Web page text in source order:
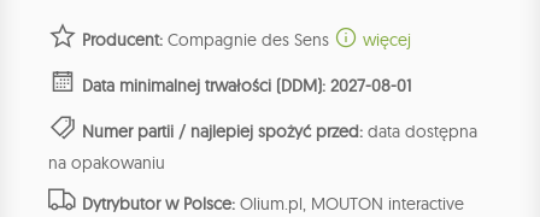
Producent: Compagnie des Sens więcej
Data minimalnej trwałości (DDM): 2027-08-01
Numer partii / najlepiej spożyć przed: data dostępna
na opakowaniu
Dytrybutor w Polsce: Olium.pl, MOUTON interactive